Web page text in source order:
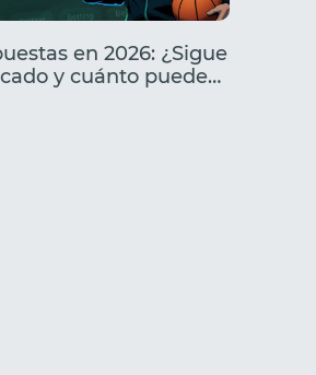
en 2026: ¿Sigue
y cuánto puede